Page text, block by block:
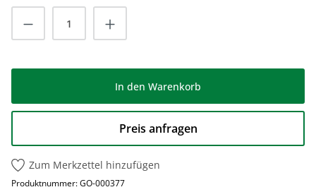
Produkt Anzahl: Gib den gewünschten
In den Warenkorb
Preis anfragen
Zum Merkzettel hinzufügen
Produktnummer:GO-000377